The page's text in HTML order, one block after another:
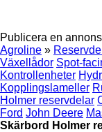
Publicera en annons
Agroline »
Växellådor Spot-
Kontrollenheter
Kopplingslameller
Holmer reservdelar
Ford John Deere
Skärbord Holmer